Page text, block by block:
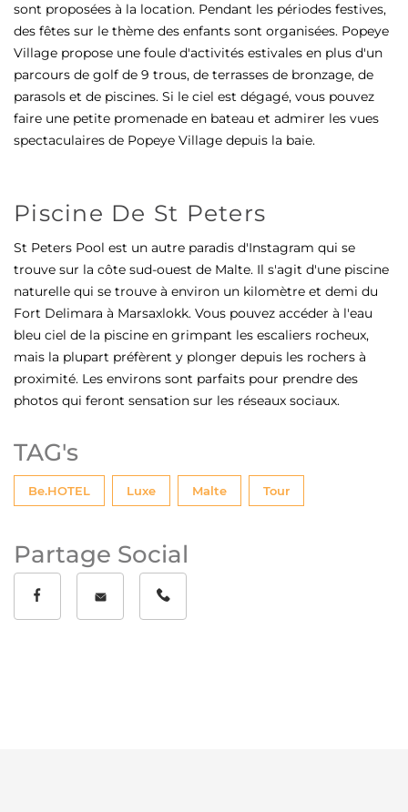
sont proposées à la location. Pendant les périodes festives,
des fêtes sur le thème des enfants sont organisées. Popeye
Village propose une foule d'activités estivales en plus d'un
parcours de golf de 9 trous, de terrasses de bronzage, de
parasols et de piscines. Si le ciel est dégagé, vous pouvez
faire une petite promenade en bateau et admirer les vues
spectaculaires de Popeye Village depuis la baie.
Piscine De St Peters
St Peters Pool est un autre paradis d'Instagram qui se
trouve sur la côte sud-ouest de Malte. Il s'agit d'une piscine
naturelle qui se trouve à environ un kilomètre et demi du
Fort Delimara à Marsaxlokk. Vous pouvez accéder à l'eau
bleu ciel de la piscine en grimpant les escaliers rocheux,
mais la plupart préfèrent y plonger depuis les rochers à
proximité. Les environs sont parfaits pour prendre des
photos qui feront sensation sur les réseaux sociaux.
TAG's
Tags
Be.HOTEL Luxe Malte Tour
Partage Social